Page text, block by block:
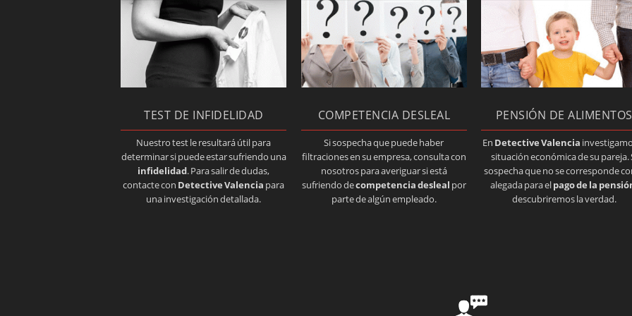
TEST DE INFIDELIDAD
Nuestro test le resultará útil para
determinar si puede estar sufriendo una
infidelidad. Para salir de dudas,
contacte con Detective Valencia para
una investigación detallada.
COMPETENCIA DESLEAL
Si sospecha que puede haber
filtraciones en su empresa, consulta con
nosotros para averiguar si está
sufriendo decompetencia desleal por
parte de algún empleado.
PENSIÓN DE ALIMENTOS
En Detective Valencia
situación económica de su pareja.
sospecha que no se corresponde
alegada para elpago de la
descubriremos la verdad.